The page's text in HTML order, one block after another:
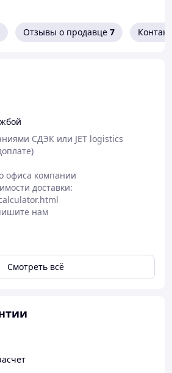
предоплата
заказа или
оплата в
магазине
Самовывоз или
Отзывы о продавце 7
СДЭК или JET logistics
офиса компании
доставки:
нам
Смотреть всё